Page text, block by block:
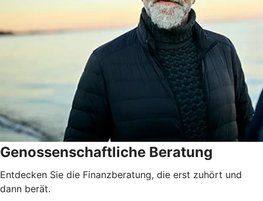
Genossenschaftliche Beratung
Entdecken Sie die Finanzberatung, die erst zuhört und
dann berät.